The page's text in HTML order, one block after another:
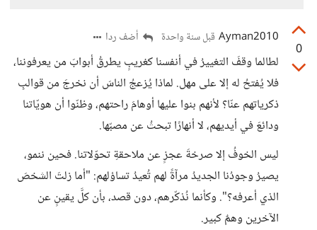
0
Ayman2010 قبل سنة واحدة أضف ردا
لطالما وقفَ التغييرُ في أنفسنا كغريبٍ يطرقُ أبوابَ من يعرفوننا،
فلا يُفتحُ له إلا على مهل. لماذا يُزعجُ الناسَ أن نخرجَ من قوالبِ
ذكرياتهم عنّا؟ لأنهم بنوا عليها أوهامَ راحتهم، وظنّوا أن هويّاتنا
ودائعَ في أيديهم، لا أنهارًا تبحثُ عن مصبّها.
ليس الخوفُ إلا صرخةَ عجزٍ عن ملاحقةِ تحوّلاتنا. فحين ننمو،
يصيرُ وجودُنا الجديدُ مرآةً لهم تُعيدُ تساؤلهم: "أما زلتَ الشخصَ
الذي أعرفه؟". وكأنما نُذكّرهم، دون قصد، بأن كلَّ يقينٍ عن
الآخرين وهمٌ كبير.